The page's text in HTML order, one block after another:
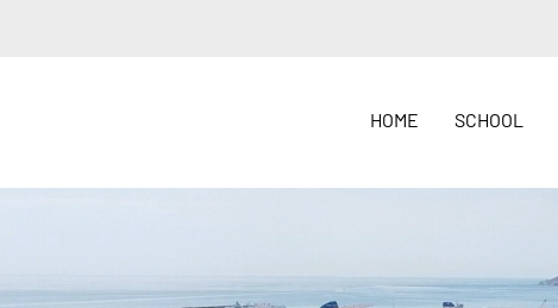
HOME SCHOOL